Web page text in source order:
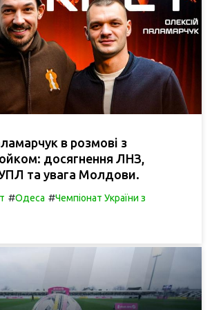
в розмові з
досягнення ЛНЗ,
та увага Молдови.
#Одеса #Чемпіонат України з